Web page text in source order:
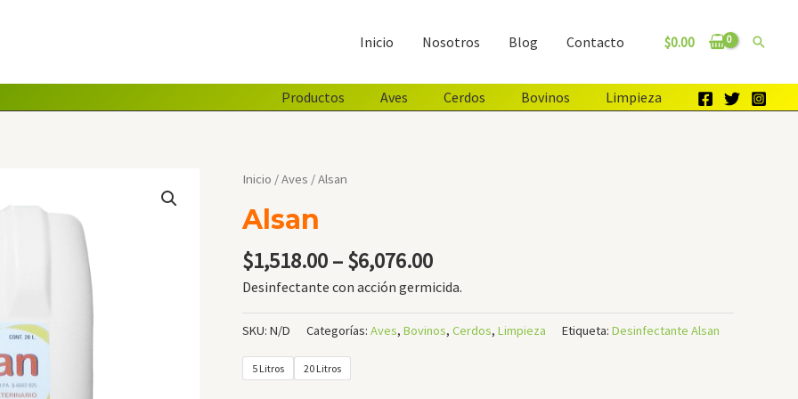
Inicio Nosotros Blog Contacto $0.00 Buscar
Productos Aves Cerdos Bovinos Limpieza
Inicio /Aves / Alsan
Alsan
$1,518.00–$6,076.00
Desinfectante con acción germicida.
SKU: N/D Categorías: Aves, Bovinos, Cerdos, Limpieza Etiqueta: Desinfectante Alsan
5 Litros 20 Litros